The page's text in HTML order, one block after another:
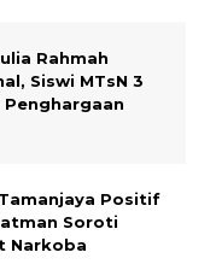
Rahmah
Siswi MTsN 3
Penghargaan
Positif
Soroti
Narkoba